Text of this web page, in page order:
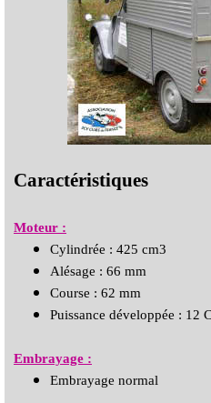
Caractéristiques
Moteur :
Cylindrée : 425 cm3
Alésage : 66 mm
Course : 62 mm
Puissance développée : 12
Embrayage :
Embrayage normal